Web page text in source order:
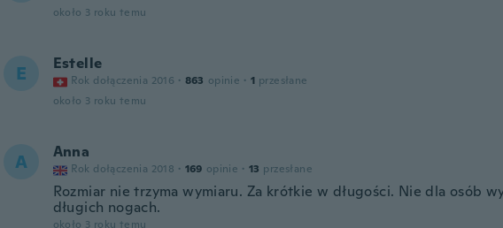
około 3 roku temu
E Estelle
Rok dołączenia 2016 · 863 opinie · 1 przesłane
około 3 roku temu
A Anna
Rok dołączenia 2018 · 169 opinie · 13 przesłane
Rozmiar nie trzyma wymiaru. Za krótkie w długości. Nie dla osób
długich nogach.
około 3 roku temu